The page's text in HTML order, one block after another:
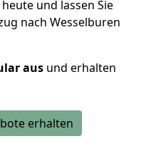
und lassen Sie
nach Wesselburen
aus und erhalten
erhalten